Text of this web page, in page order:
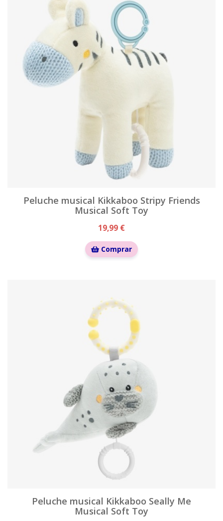
Peluche musical Kikkaboo Stripy Friends
Musical Soft Toy
19,99 €
Comprar
Peluche musical Kikkaboo Seally Me
Musical Soft Toy